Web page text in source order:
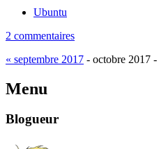
Ubuntu
2 commentaires
« septembre 2017 - octobre 2017 -
Menu
Blogueur